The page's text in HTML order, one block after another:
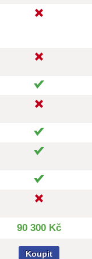
90 300 Kč
Koupit